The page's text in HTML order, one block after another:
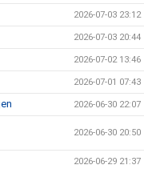
2026-07-03 23:12
2026-07-03 20:44
2026-07-02 13:46
2026-07-01 07:43
2026-06-30 22:07
2026-06-30 20:50
2026-06-29 21:37